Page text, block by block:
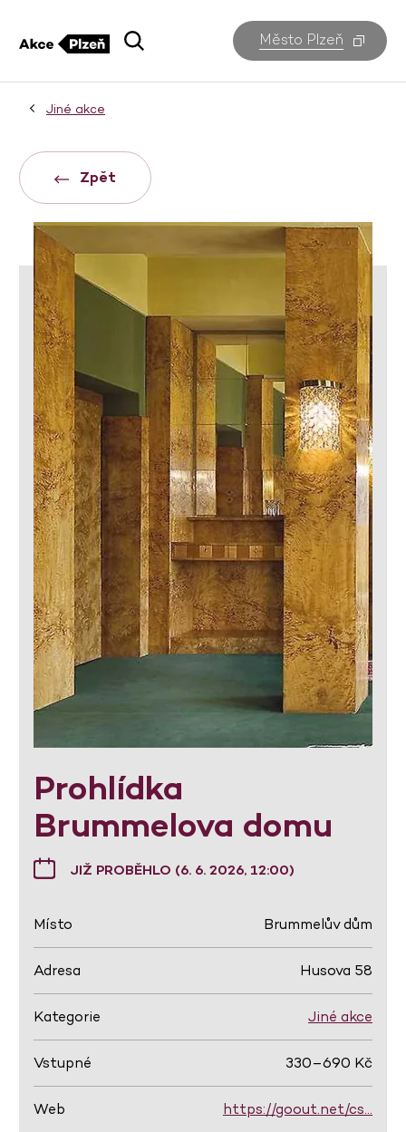
Město Plzeň
Jiné akce
Zpět
Prohlídka
Brummelova domu
JIŽ PROBĚHLO (6. 6. 2026, 12:00)
Místo Brummelův dům
Adresa Husova 58
Kategorie Jiné akce
Vstupné 330–690 Kč
Web https://goout.net/cs…